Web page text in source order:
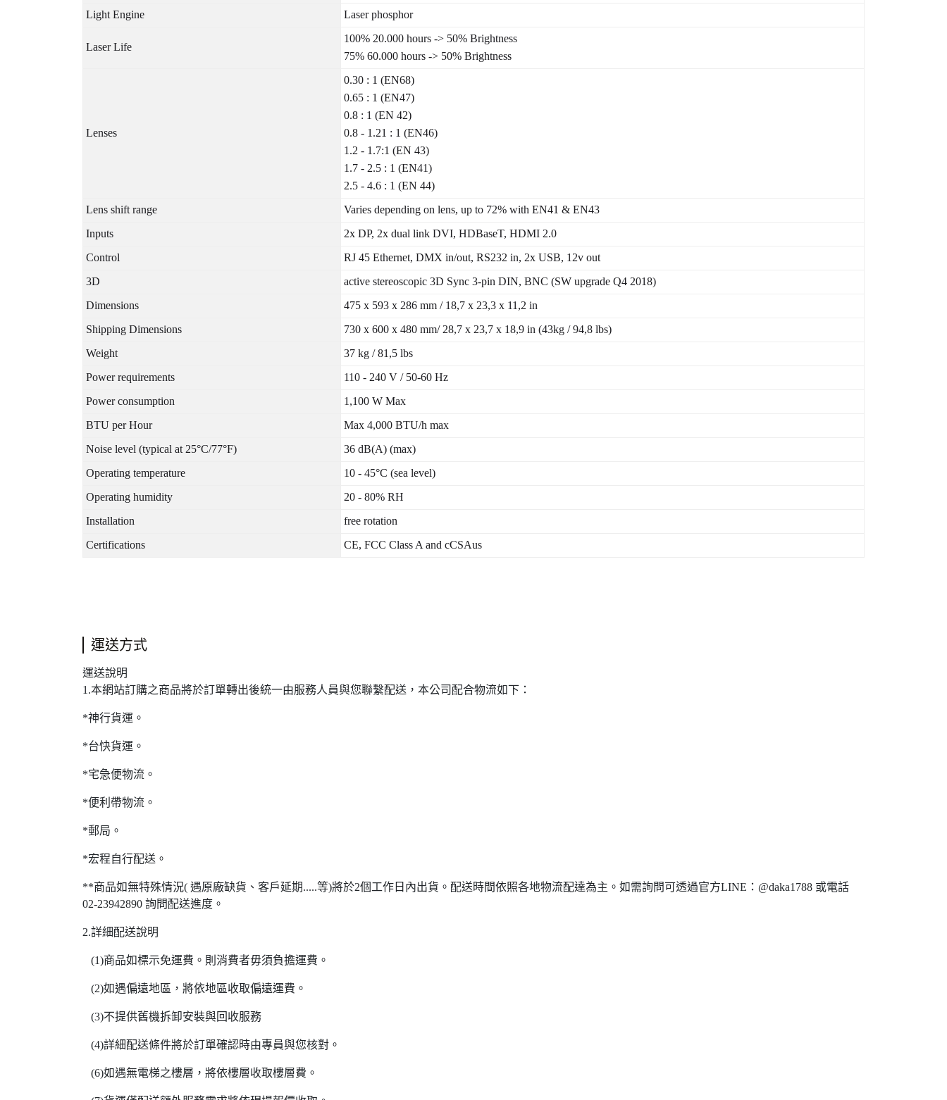
Light Engine
Laser phosphor
Laser Life
100% 20.000 hours -> 50% Brightness
75% 60.000 hours -> 50% Brightness
Lenses
0.30 : 1 (EN68)
0.65 : 1 (EN47)
0.8 : 1 (EN 42)
0.8 - 1.21 : 1 (EN46)
1.2 - 1.7:1 (EN 43)
1.7 - 2.5 : 1 (EN41)
2.5 - 4.6 : 1 (EN 44)
Lens shift range
Varies depending on lens, up to 72% with EN41 & EN43
Inputs
2x DP, 2x dual link DVI, HDBaseT, HDMI 2.0
Control
RJ 45 Ethernet, DMX in/out, RS232 in, 2x USB, 12v out
3D
active stereoscopic 3D Sync 3-pin DIN, BNC (SW upgrade Q4 2018)
Dimensions
475 x 593 x 286 mm / 18,7 x 23,3 x 11,2 in
Shipping Dimensions
730 x 600 x 480 mm/ 28,7 x 23,7 x 18,9 in (43kg / 94,8 lbs)
Weight
37 kg / 81,5 lbs
Power requirements
110 - 240 V / 50-60 Hz
Power consumption
1,100 W Max
BTU per Hour
Max 4,000 BTU/h max
Noise level (typical at 25°C/77°F)
36 dB(A) (max)
Operating temperature
10 - 45°C (sea level)
Operating humidity
20 - 80% RH
Installation
free rotation
Certifications
CE, FCC Class A and cCSAus
運送方式
運送說明
1.本網站訂購之商品將於訂單轉出後統一由服務人員與您聯繫配送，本公司配合物流如下：
*神行貨運。
*台快貨運。
*宅急便物流。
*便利帶物流。
*郵局。
*宏程自行配送。
**商品如無特殊情況( 遇原廠缺貨、客戶延期.....等)將於2個工作日內出貨。配送時間依照各地物流配達為主。如需詢問可透過官方LINE：@daka1788 或電話
02-23942890 詢問配送進度。
2.詳細配送說明
(1)商品如標示免運費。則消費者毋須負擔運費。
(2)如遇偏遠地區，將依地區收取偏遠運費。
(3)不提供舊機拆卸安裝與回收服務
(4)詳細配送條件將於訂單確認時由專員與您核對。
(6)如遇無電梯之樓層，將依樓層收取樓層費。